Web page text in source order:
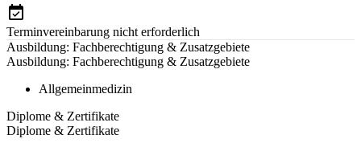
Terminvereinbarung nicht erforderlich
Ausbildung: Fachberechtigung & Zusatzgebiete
Ausbildung: Fachberechtigung & Zusatzgebiete
Allgemeinmedizin
Diplome & Zertifikate
Diplome & Zertifikate